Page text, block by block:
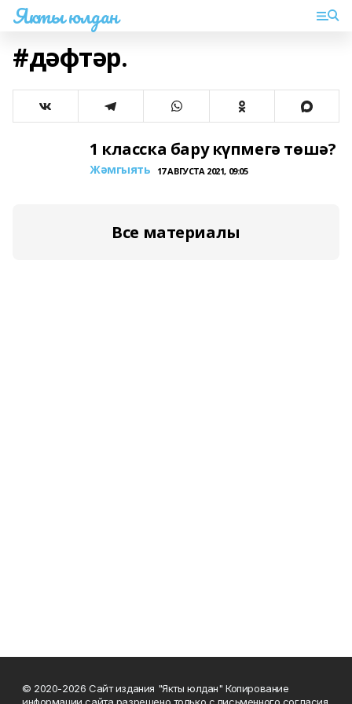
Якты юлдан
#дәфтәр.
1 класска бару күпмегә төшә?
Жәмгыять 17 АВГУСТА 2021, 09:05
Все материалы
© 2020-2026 Сайт издания "Якты юлдан" Копирование
информации сайта разрешено только с письменного согласия